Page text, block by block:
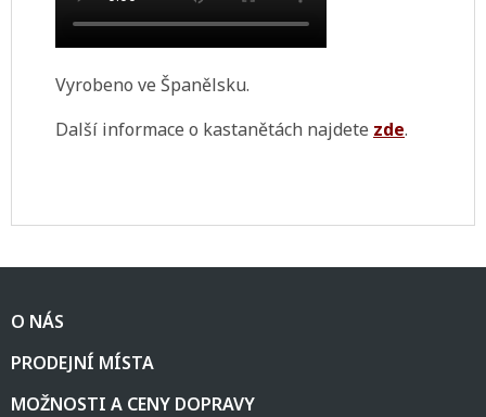
Vyrobeno ve Španělsku.
Další informace o kastanětách najdete zde.
Z
pO NÁS
PRODEJNÍ MÍSTA
MOŽNOSTI A CENY DOPRAVY